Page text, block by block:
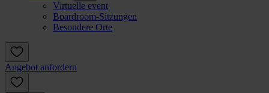
Virtuelle event
Boardroom-Sitzungen
Besondere Orte
Angebot anfordern